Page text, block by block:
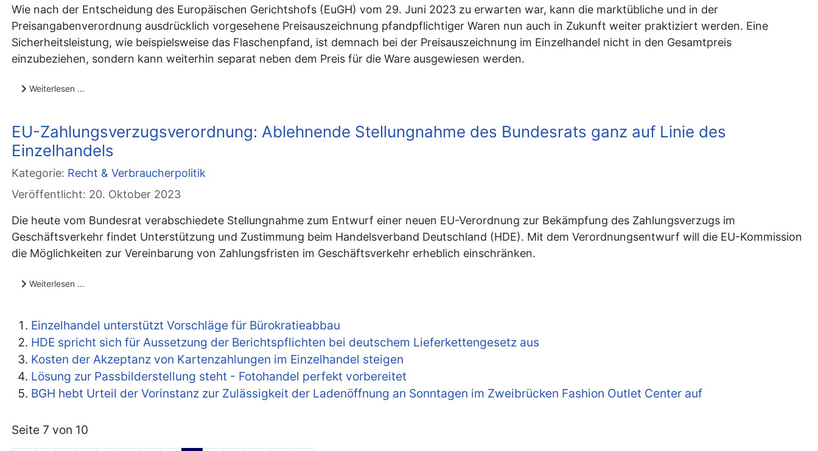
Wie nach der Entscheidung des Europäischen Gerichtshofs (EuGH) vom 29. Juni 2023 zu erwarten war, kann die marktübliche und in der
Preisangabenverordnung ausdrücklich vorgesehene Preisauszeichnung pfandpflichtiger Waren nun auch in Zukunft weiter praktiziert werden. Eine
Sicherheitsleistung, wie beispielsweise das Flaschenpfand, ist demnach bei der Preisauszeichnung im Einzelhandel nicht in den Gesamtpreis
einzubeziehen, sondern kann weiterhin separat neben dem Preis für die Ware ausgewiesen werden.
Weiterlesen …
EU-Zahlungsverzugsverordnung: Ablehnende Stellungnahme des Bundesrats ganz auf Linie des
Einzelhandels
Kategorie: Recht & Verbraucherpolitik
Veröffentlicht: 20. Oktober 2023
Die heute vom Bundesrat verabschiedete Stellungnahme zum Entwurf einer neuen EU-Verordnung zur Bekämpfung des Zahlungsverzugs im
Geschäftsverkehr findet Unterstützung und Zustimmung beim Handelsverband Deutschland (HDE). Mit dem Verordnungsentwurf will die EU-Kommission
die Möglichkeiten zur Vereinbarung von Zahlungsfristen im Geschäftsverkehr erheblich einschränken.
Weiterlesen …
Einzelhandel unterstützt Vorschläge für Bürokratieabbau
HDE spricht sich für Aussetzung der Berichtspflichten bei deutschem Lieferkettengesetz aus
Kosten der Akzeptanz von Kartenzahlungen im Einzelhandel steigen
Lösung zur Passbilderstellung steht - Fotohandel perfekt vorbereitet
BGH hebt Urteil der Vorinstanz zur Zulässigkeit der Ladenöffnung an Sonntagen im Zweibrücken Fashion Outlet Center auf
Seite 7 von 10